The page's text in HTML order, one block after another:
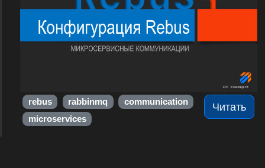
Читать
rebus rabbinmq
communication
microservices